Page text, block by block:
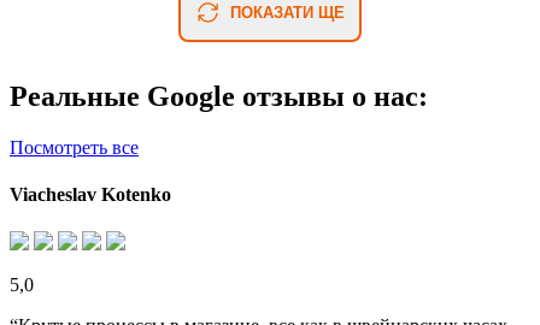
ПОКАЗАТИ ЩЕ
Реальные Google отзывы о нас:
Посмотреть все
Viacheslav Kotenko
5,0